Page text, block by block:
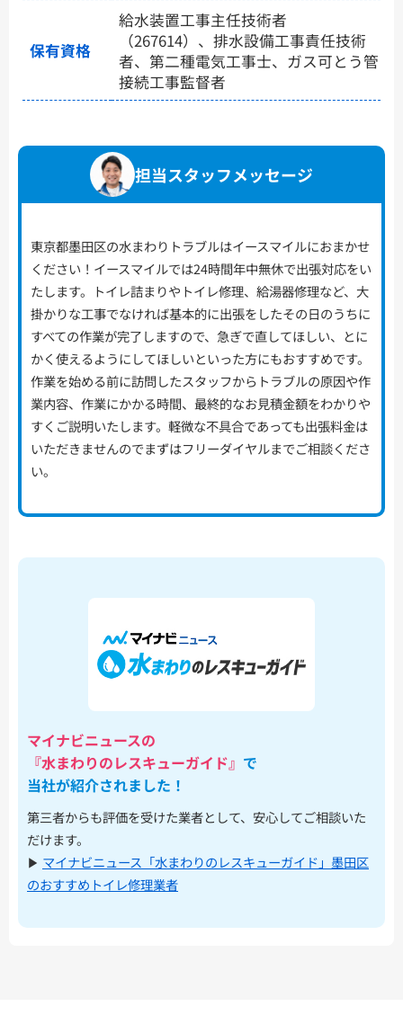
保有資格
給水装置工事主任技術者
（267614）、排水設備工事責任技術
者、第二種電気工事士、ガス可とう管
接続工事監督者
担当スタッフメッセージ
東京都墨田区の水まわりトラブルはイースマイルにおまかせ
ください！イースマイルでは24時間年中無休で出張対応をい
たします。トイレ詰まりやトイレ修理、給湯器修理など、大
掛かりな工事でなければ基本的に出張をしたその日のうちに
すべての作業が完了しますので、急ぎで直してほしい、とに
かく使えるようにしてほしいといった方にもおすすめです。
作業を始める前に訪問したスタッフからトラブルの原因や作
業内容、作業にかかる時間、最終的なお見積金額をわかりや
すくご説明いたします。軽微な不具合であっても出張料金は
いただきませんのでまずはフリーダイヤルまでご相談くださ
い。
マイナビニュースの
『水まわりのレスキューガイド』 で
当社が紹介されました！
第三者からも評価を受けた業者として、安心してご相談いた
だけます。
▶︎ マイナビニュース「水まわりのレスキューガイド」墨田区
のおすすめトイレ修理業者